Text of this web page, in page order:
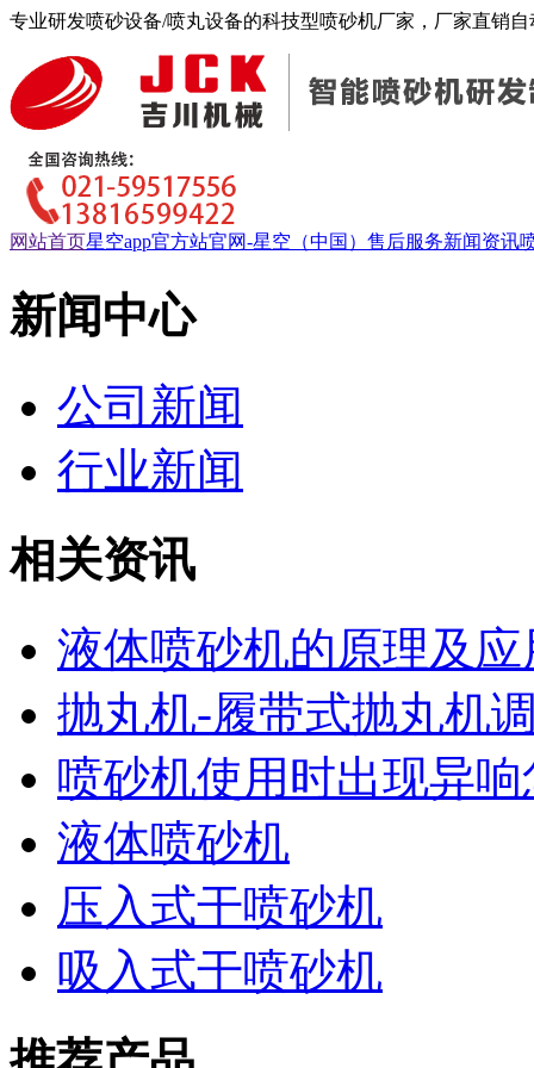
专业研发喷砂设备/喷丸设备的科技型喷砂机厂家，厂家直销
网站首页星空app官方站官网-星空（中国） 售后服务新闻资讯
新闻中心
公司新闻
行业新闻
相关资讯
液体喷砂机的原理及应
抛丸机-履带式抛丸机
喷砂机使用时出现异
液体喷砂机
压入式干喷砂机
吸入式干喷砂机